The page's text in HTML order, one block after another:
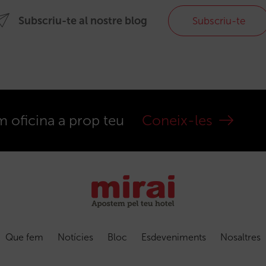
Subscriu-te al nostre blog Subscriu-te
oficina a prop teu Coneix-les
Que fem Notícies Bloc Esdeveniments Nosaltres